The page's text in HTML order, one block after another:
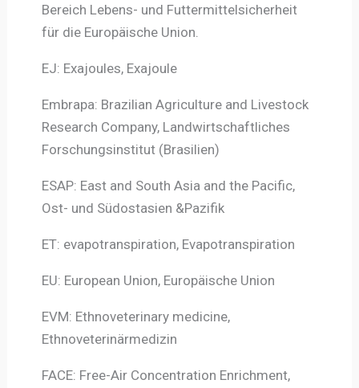
Bereich Lebens- und Futtermittelsicherheit
für die Europäische Union.
EJ: Exajoules, Exajoule
Embrapa: Brazilian Agriculture and Livestock
Research Company, Landwirtschaftliches
Forschungsinstitut (Brasilien)
ESAP: East and South Asia and the Pacific,
Ost- und Südostasien &Pazifik
ET: evapotranspiration, Evapotranspiration
EU: European Union, Europäische Union
EVM: Ethnoveterinary medicine,
Ethnoveterinärmedizin
FACE: Free-Air Concentration Enrichment,